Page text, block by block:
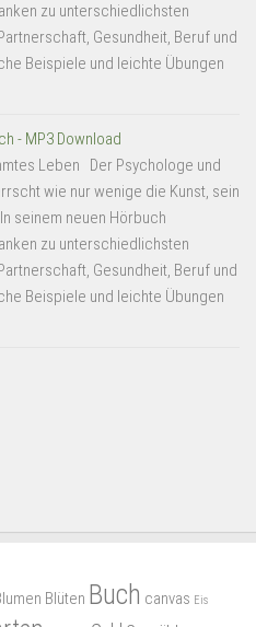
zu unterschiedlichsten
Gesundheit, Beruf und
Beispiele und leichte Übungen
- MP3 Download
Leben Der Psychologe und
wie nur wenige die Kunst, sein
seinem neuen Hörbuch
zu unterschiedlichsten
Gesundheit, Beruf und
Beispiele und leichte Übungen
Blüten Buch canvas Eis